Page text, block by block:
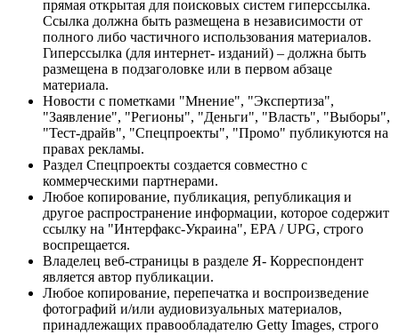
прямая открытая для поисковых систем гиперссылка.
Ссылка должна быть размещена в независимости от
полного либо частичного использования материалов.
Гиперссылка (для интернет- изданий) – должна быть
размещена в подзаголовке или в первом абзаце
материала.
Новости с пометками "Мнение", "Экспертиза",
"Заявление", "Регионы", "Деньги", "Власть", "Выборы",
"Тест-драйв", "Спецпроекты", "Промо" публикуются на
правах рекламы.
Раздел Спецпроекты создается совместно с
коммерческими партнерами.
Любое копирование, публикация, републикация и
другое распространение информации, которое содержит
ссылку на "Интерфакс-Украина", EPA / UPG, строго
воспрещается.
Владелец веб-страницы в разделе Я- Корреспондент
является автор публикации.
Любое копирование, перепечатка и воспроизведение
фотографий и/или аудиовизуальных материалов,
принадлежащих правообладателю Getty Images, строго